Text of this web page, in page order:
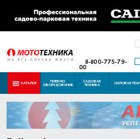
8-800-775-79-
00
КАТАЛОГ ПНЕВМО
ОБОРУДОВАНИЕ
САДОВАЯ
ТЕХНИКА СИЛОВАЯ